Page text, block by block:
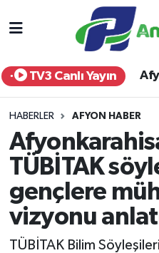
TV3 Canlı Yayın
HABERLER AFYON HABER
TÜBİTAK
gençlere
vizyonu
TÜBİTAK Bilim
Yurt Haber
Afyon Haber
Siyaset
Spor
Eğitim
Afyonkarahisar
Afyonkarahisar Hava
Afyonkarahisar
Süper Lig Puan
Tüm Manşetler